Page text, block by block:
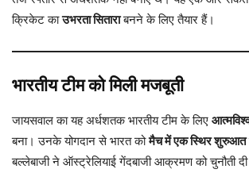
क्रिकेट काउभरता सिताराबनने के लिए तैयार हैं।
भारतीय टीम को मिली मजबूती
जायसवाल का यह अर्धशतक भारतीय टीम के लिए
बना। उनके योगदान से भारत कोमैच में एक स्थिर शुरुआत
बल्लेबाजी ने ऑस्ट्रेलियाई गेंदबाजी आक्रमण को चुनौती